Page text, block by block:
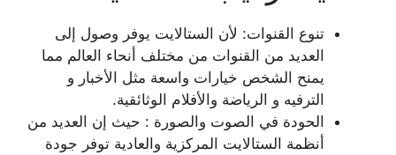
تنوع القنوات: لأن الستالايت يوفر وصول إلى
العديد من القنوات من مختلف أنحاء العالم مما
يمنح الشخص خيارات واسعة مثل الأخبار و
الترفيه و الرياضة والأفلام الوثائقية.
الحودة في الصوت والصورة : حيث إن العديد من
أنظمة الستالايت المركزية والعادية توفر جودة